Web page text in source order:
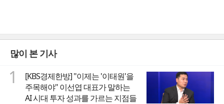
많이 본 기사
1
[KBS경제한방] "이제는 '이태원'을
주목해야" 이선엽 대표가 말하는
AI 시대 투자 성과를 가르는 지점들